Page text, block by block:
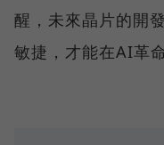
醒，未來晶片的開
敏捷，才能在AI革